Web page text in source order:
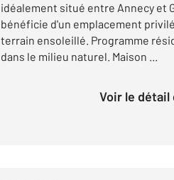
idéalement situé entre Annecy et
bénéficie d'un emplacement
terrain ensoleillé. Programme
dans le milieu naturel. Maison ...
Voir le